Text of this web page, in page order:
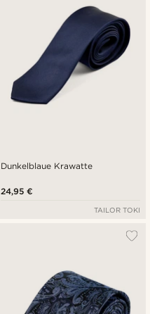
Dunkelblaue Krawatte
24,95 €
TAILOR TOKI